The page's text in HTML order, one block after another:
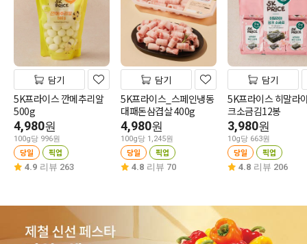
담기
5K프라이스 깐메추리알
500g
4,980원
100g당 996원
당일 픽업
4.9 리뷰 263
담기
5K프라이스_스페인냉동
대패돈삼겹살 400g
4,980원
100g당 1,245원
당일 픽업
4.8 리뷰 70
담기
5K프라이스 히말라
크소금김12봉
3,980원
10g당 663원
당일 픽업
4.8 리뷰 206